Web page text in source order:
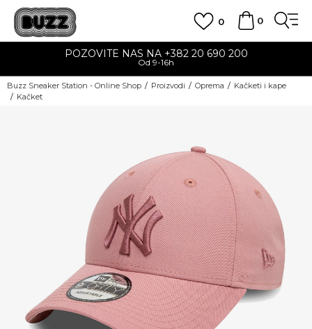
0
0
POZOVITE NAS NA +382 20 690 200
Od 9-16h
Buzz Sneaker Station - Online Shop Proizvodi Oprema
Kačketi i kape
Kačket